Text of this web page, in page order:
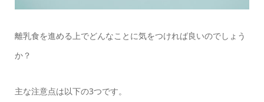
離乳食を進める上でどんなことに気をつければ良いのでしょう
か？
主な注意点は以下の3つです。